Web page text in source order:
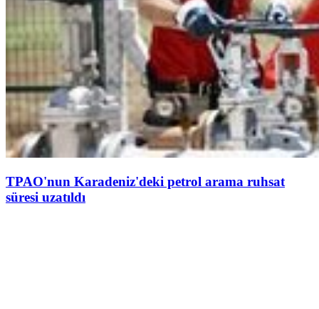
TPAO'nun Karadeniz'deki petrol arama ruhsat
süresi uzatıldı